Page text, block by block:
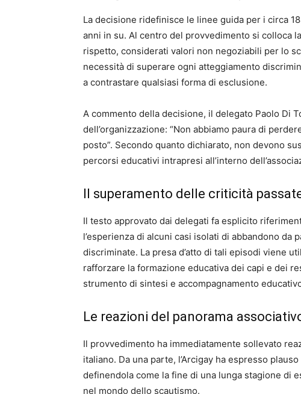
La decisione ridefinisce le linee guida per i circa
anni in su. Al centro del provvedimento si colloca
rispetto, considerati valori non negoziabili per lo
necessità di superare ogni atteggiamento
a contrastare qualsiasi forma di esclusione.
A commento della decisione, il delegato Paolo Di
dell’organizzazione: “Non abbiamo paura di
posto”. Secondo quanto dichiarato, non devono
percorsi educativi intrapresi all’interno
Il superamento delle criticità
Il testo approvato dai delegati fa esplicito
l’esperienza di alcuni casi isolati di abbandono
discriminate. La presa d’atto di tali episodi viene
rafforzare la formazione educativa dei capi e dei
strumento di sintesi e accompagnamento
Le reazioni del panorama
Il provvedimento ha immediatamente sollevato
italiano. Da una parte, l’Arcigay ha espresso
definendola come la fine di una lunga stagione di
nel mondo dello scautismo.